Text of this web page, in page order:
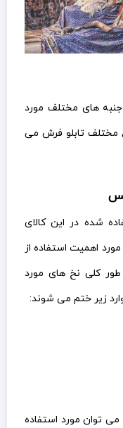
جنبه های مختلف مورد
مختلف تابلو فرش می
شده در این کالای
اهمیت استفاده از
کلی نخ های مورد
زیر ختم می شوند:
توان مورد استفاده